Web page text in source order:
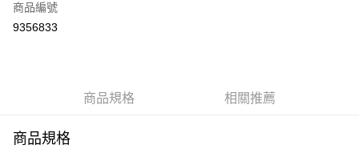
超商取貨付款
悠遊付
商品編號
9356833
商品規格 相關推薦
商品規格